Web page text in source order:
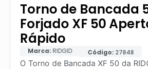
Torno de Bancada
Forjado XF 50
Rápido
Marca: RIDGID Código: 27848
O Torno de Bancada XF 50 da